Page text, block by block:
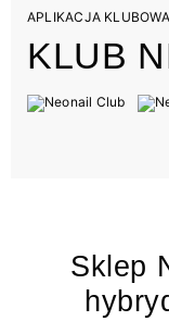
APLIKACJA KLUBOWA
KLUB
Sklep